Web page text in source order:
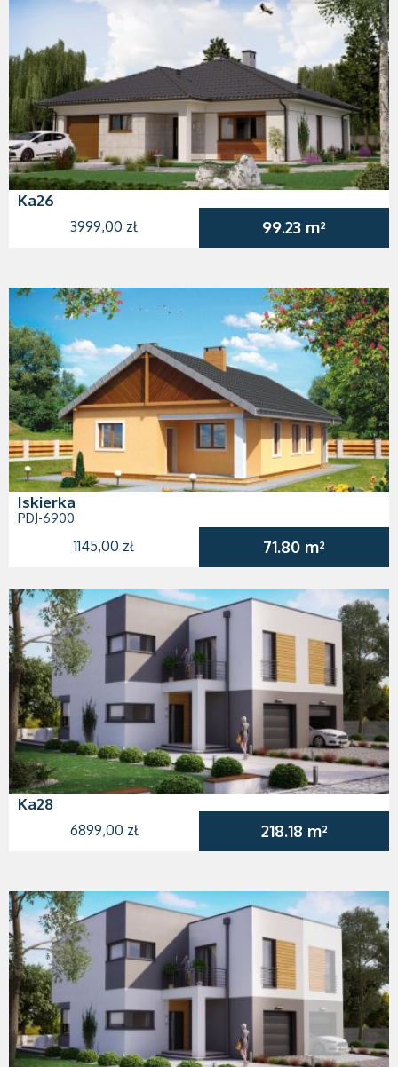
Ka26
3999,00 zł 99.23 m²
Iskierka
PDJ-6900
1145,00 zł 71.80 m²
Ka28
6899,00 zł 218.18 m²